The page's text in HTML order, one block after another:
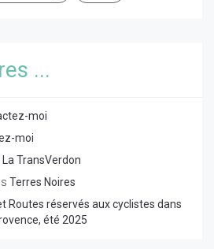
...
moi
moi
La TransVerdon
Terres Noires
Routes réservés aux cyclistes dans
été 2025